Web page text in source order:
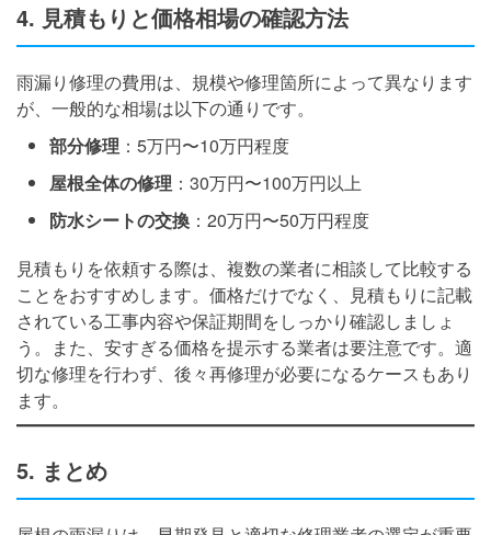
4. 見積もりと価格相場の確認方法
雨漏り修理の費用は、規模や修理箇所によって異なります
が、一般的な相場は以下の通りです。
部分修理 ：5万円〜10万円程度
屋根全体の修理 ：30万円〜100万円以上
防水シートの交換 ：20万円〜50万円程度
見積もりを依頼する際は、複数の業者に相談して比較する
ことをおすすめします。価格だけでなく、見積もりに記載
されている工事内容や保証期間をしっかり確認しましょ
う。また、安すぎる価格を提示する業者は要注意です。適
切な修理を行わず、後々再修理が必要になるケースもあり
ます。
5. まとめ